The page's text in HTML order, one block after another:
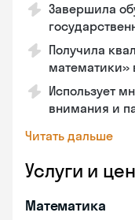
Завершила
Получила
математики»
Использует
внимания и
Читать дальше
Услуги и
Математика